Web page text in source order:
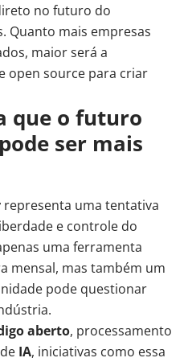
no futuro do
Quanto mais empresas
maior será a
open source para criar
que o futuro
ser mais
representa uma tentativa
e controle do
uma ferramenta
mensal, mas também um
pode questionar
aberto, processamento
IA, iniciativas como essa